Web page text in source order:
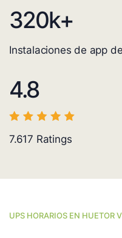
320k+
Instalaciones de app
4.8
7.617 Ratings
UPS HORARIOS EN HUETOR